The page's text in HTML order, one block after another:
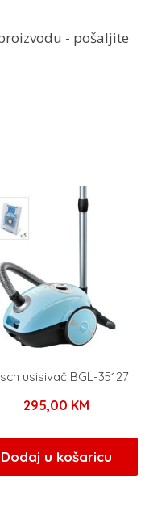
- pošaljite
usisivač BGL-35127
295,00 KM
Dodaj u košaricu